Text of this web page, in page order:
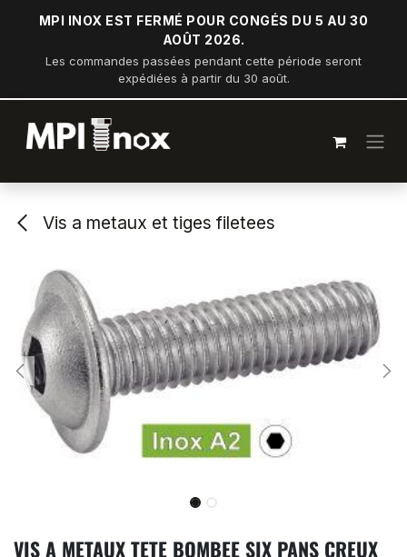
Se rendre au contenu
MPI INOX EST FERMÉ POUR CONGÉS DU 5 AU 30
AOÛT 2026.
Les commandes passées pendant cette période seront
expédiées à partir du 30 août.
Vis a metaux et tiges filetees
VIS A METAUX TETE BOMBEE SIX PANS CREUX